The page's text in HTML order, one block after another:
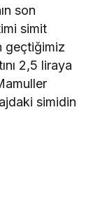
son
simit
geçtiğimiz
2,5 liraya
simidin